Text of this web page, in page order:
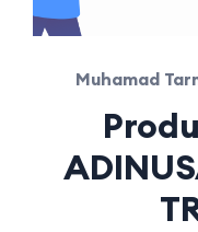
Muhamad